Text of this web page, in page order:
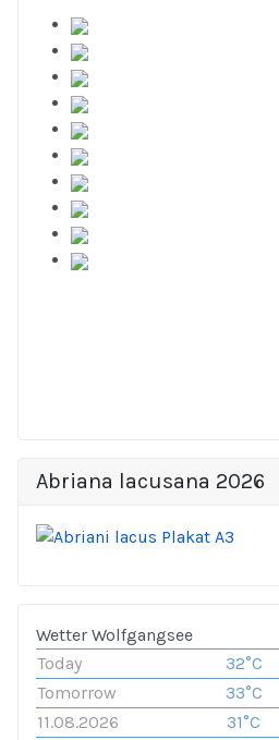
Abriana lacusana 2026
Wetter Wolfgangsee
Today
32°C
Tomorrow
33°C
11.08.2026
31°C